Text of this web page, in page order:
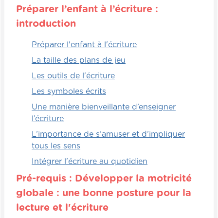
entre chaque mot. Alors, le fait de faire
travailler le concept de phrase, de faire
aux enfants de prendre conscience et de
renforcer le fait qu'il y a des espaces entre
Analytiques
Un petit jeu bien sympathique et très, très
rapide, c'est de donner des objets pour
décompter aux enfants. Alors ça peut être
peu importe. Et ensuite, on va proposer
aux enfants différentes phrases.
Évidemment, on peut donner à différents
enfants différentes phrases qui ont un
Préparer l’enfant à l’écriture :
introduction
Préparer l'enfant à l'écriture
La taille des plans de jeu
Les outils de l'écriture
Les symboles écrits
Une manière bienveillante d’enseigner
l’écriture
L’importance de s’amuser et d’impliquer
tous les sens
Intégrer l'écriture au quotidien
Pré-requis : Développer la motricité
globale : une bonne posture pour la
lecture et l'écriture